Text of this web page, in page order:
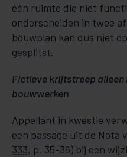
één ruimte die niet
onderscheiden in twee
bouwplan kan dus niet
gesplitst.
Fictieve krijtstreep
bouwwerken
Appellant in kwestie
een passage uit de Nota
333, p. 35-36) bij een